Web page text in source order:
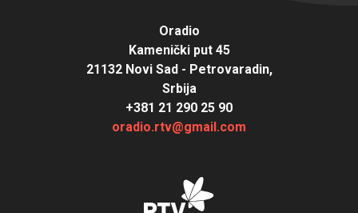
Oradio
Kamenički put 45
21132 Novi Sad - Petrovaradin,
Srbija
+381 21 290 25 90
oradio.rtv@gmail.com